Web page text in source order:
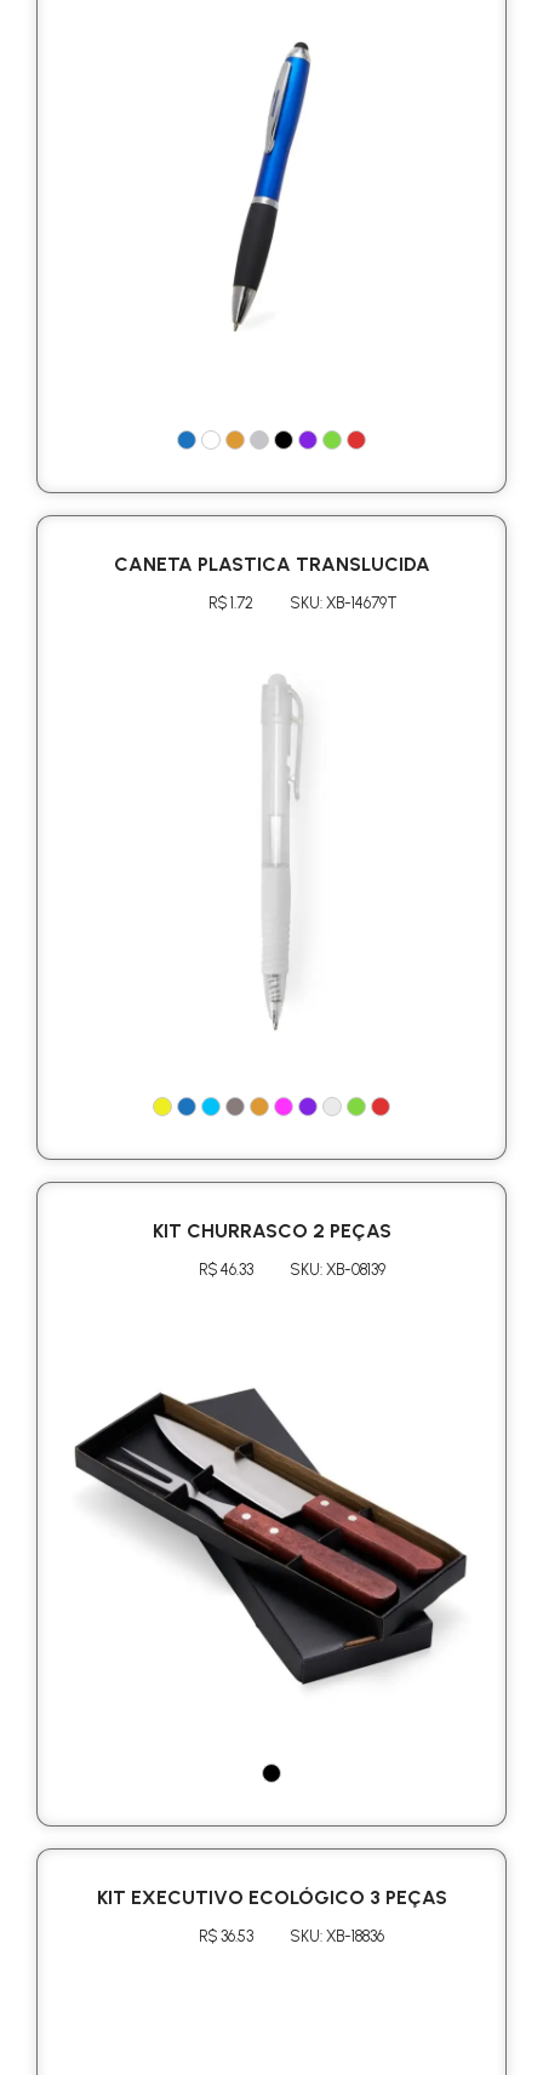
CANETA PLASTICA TRANSLUCIDA
R$ 1.72 SKU: XB-14679T
KIT CHURRASCO 2 PEÇAS
R$ 46.33 SKU: XB-08139
KIT EXECUTIVO ECOLÓGICO 3 PEÇAS
R$ 36.53 SKU: XB-18836